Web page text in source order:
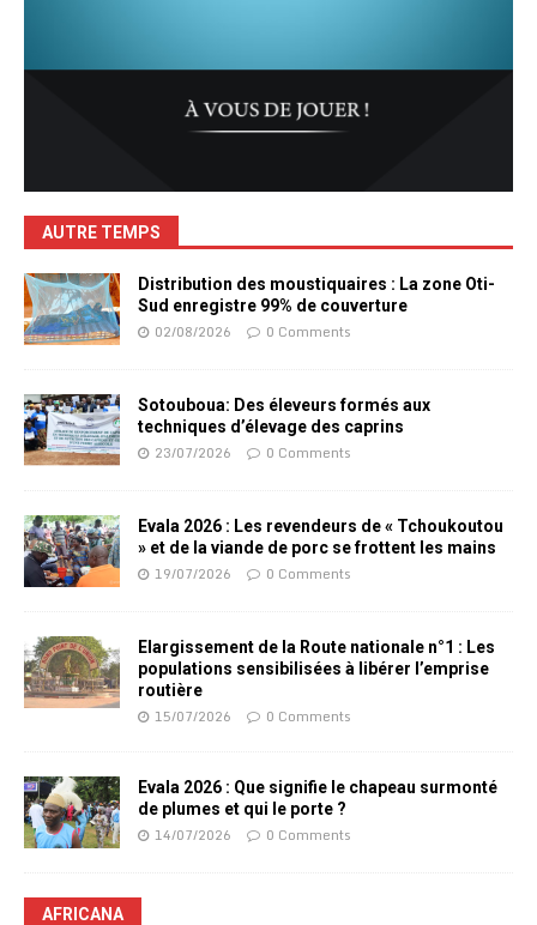
AUTRE TEMPS
Distribution des moustiquaires : La zone Oti-
Sud enregistre 99% de couverture
02/08/2026 0 Comments
Sotouboua: Des éleveurs formés aux
techniques d’élevage des caprins
23/07/2026 0 Comments
Evala 2026 : Les revendeurs de « Tchoukoutou
» et de la viande de porc se frottent les mains
19/07/2026 0 Comments
Elargissement de la Route nationale n°1 : Les
populations sensibilisées à libérer l’emprise
routière
15/07/2026 0 Comments
Evala 2026 : Que signifie le chapeau surmonté
de plumes et qui le porte ?
14/07/2026 0 Comments
AFRICANA